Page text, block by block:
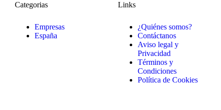
Categorias
Empresas
España
Links
¿Quiénes somos?
Contáctanos
Aviso legal y
Privacidad
Términos y
Condiciones
Política de Cookies